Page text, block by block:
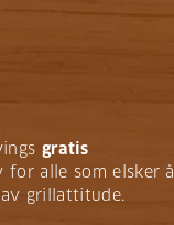
gratis
for alle som elsker å
grillattitude.